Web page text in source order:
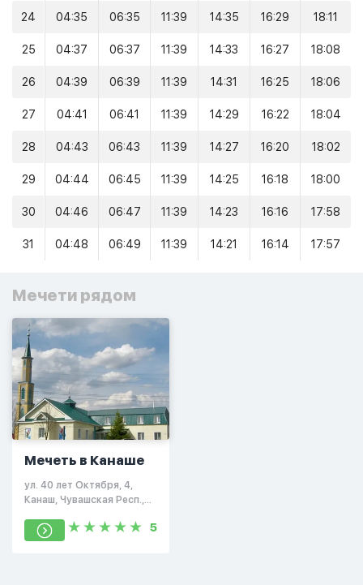
24 04:35 06:35 11:39 14:35 16:29 18:11
25 04:37 06:37 11:39 14:33 16:27 18:08
26 04:39 06:39 11:39 14:31 16:25 18:06
27 04:41 06:41 11:39 14:29 16:22 18:04
28 04:43 06:43 11:39 14:27 16:20 18:02
29 04:44 06:45 11:39 14:25 16:18 18:00
30 04:46 06:47 11:39 14:23 16:16 17:58
31 04:48 06:49 11:39 14:21 16:14 17:57
Мечети рядом
Мечеть в Канаше
ул. 40 лет Октября, 4,
Канаш, Чувашская Респ.,
5